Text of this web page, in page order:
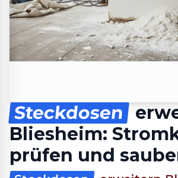
Steckdosen
Bliesheim:
prüfen und